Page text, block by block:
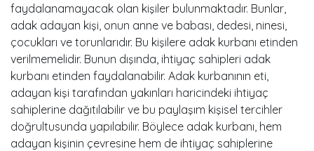
faydalanamayacak olan kişiler bulunmaktadır. Bunlar,
adak adayan kişi, onun anne ve babası, dedesi, ninesi,
çocukları ve torunlarıdır. Bu kişilere adak kurbanı etinden
verilmemelidir. Bunun dışında, ihtiyaç sahipleri adak
kurbanı etinden faydalanabilir. Adak kurbanının eti,
adayan kişi tarafından yakınları haricindeki ihtiyaç
sahiplerine dağıtılabilir ve bu paylaşım kişisel tercihler
doğrultusunda yapılabilir. Böylece adak kurbanı, hem
adayan kişinin çevresine hem de ihtiyaç sahiplerine